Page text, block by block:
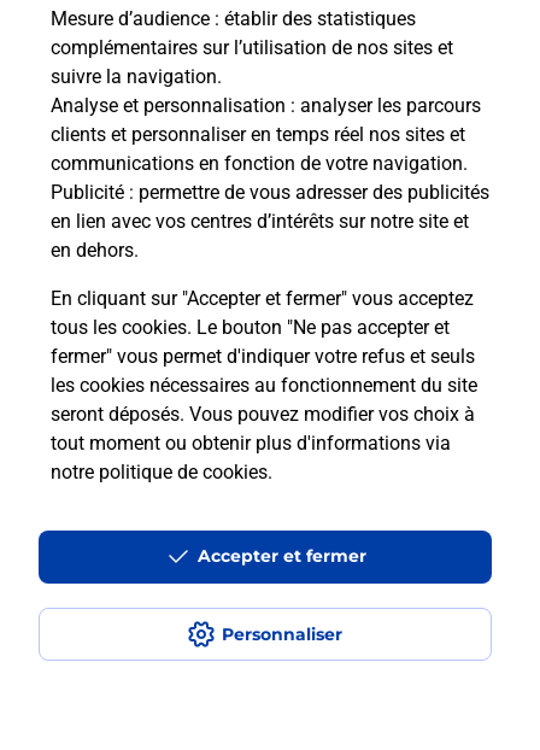
Mesure d’audience : établir des statistiques
complémentaires sur l’utilisation de nos sites et
suivre la navigation.
Analyse et personnalisation : analyser les parcours
clients et personnaliser en temps réel nos sites et
communications en fonction de votre navigation.
Publicité : permettre de vous adresser des publicités
en lien avec vos centres d’intérêts sur notre site et
en dehors.
En cliquant sur "Accepter et fermer" vous acceptez
tous les cookies. Le bouton "Ne pas accepter et
fermer" vous permet d'indiquer votre refus et seuls
les cookies nécessaires au fonctionnement du site
seront déposés. Vous pouvez modifier vos choix à
tout moment ou obtenir plus d'informations via
notre politique de cookies.
Personnaliser
Accepter et fermer
Comment fonctionne la
téléassistance classique ?
Comment est installée la
téléassistance classique ?
Localiser Liste
Liste - téléassistance
Loire - téléassistance
Neulise - téléassistance
Accessibilité : partiellement conforme
Conditions contractuelles
Mentions légales